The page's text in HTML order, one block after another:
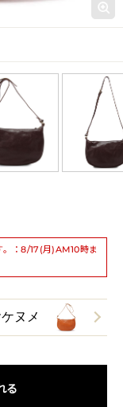
。：8/17(月)AM10時ま
ヌメ
る